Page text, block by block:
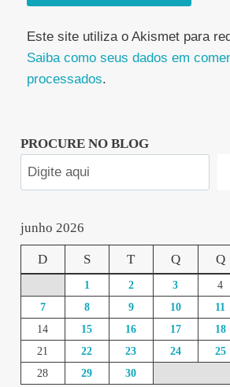
Este site utiliza o Akismet para
Saiba como seus dados em
processados.
PROCURE NO BLOG
junho 2026
D S T Q Q
1 2 3 4
7
8 9 10 11
14
15 16 17 18
21
22 23 24 25
28
29 30